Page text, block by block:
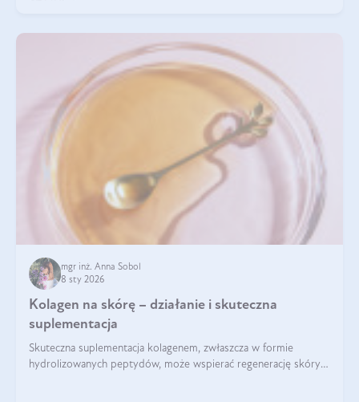
mgr inż. Anna Sobol
8 sty 2026
Kolagen na skórę – działanie i skuteczna
suplementacja
Skuteczna suplementacja kolagenem, zwłaszcza w formie
hydrolizowanych peptydów, może wspierać regenerację skóry i